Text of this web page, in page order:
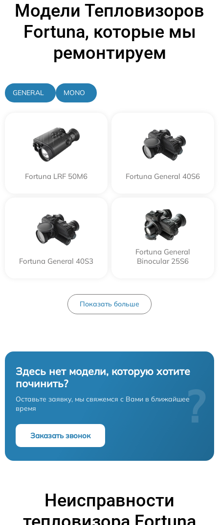
Модели Тепловизоров
Fortuna, которые мы
ремонтируем
GENERAL MONO
Fortuna LRF 50M6 Fortuna General 40S6
Fortuna General 40S3
Fortuna General
Binocular 25S6
Показать больше
Здесь нет модели, которую хотите
починить?
Оставьте заявку, мы свяжемся с Вами в ближайшее
время
Заказать звонок
?
Неисправности